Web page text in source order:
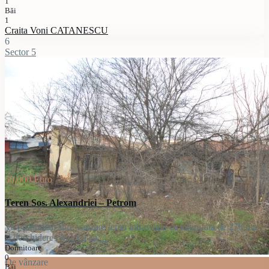
Băi
1
Craita Voni CATANESCU
6
Sector 5
De vânzare
60,000 Euro
Teren Sos. Alexandriei – Petrom
Va propunem spre vanzare teren intravilan, cu suprafata de 278 mp
si deschidere17ml, cu ca...
Dormitoare
0
Băi